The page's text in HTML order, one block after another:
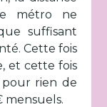
métro ne
suffisant
Cette fois
et cette fois
pour rien de
mensuels.